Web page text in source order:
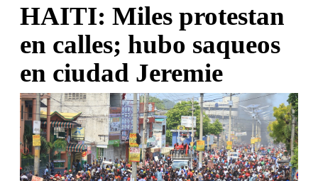
HAITI: Miles protestan
en calles; hubo saqueos
en ciudad Jeremie